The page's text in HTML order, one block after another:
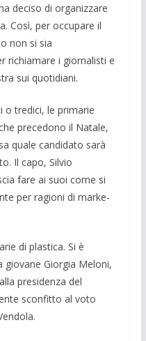
deciso di organizzare
Così, per occupare il
non si sia
richiamare i giornalisti e
sui quotidiani.
o tre­dici, le primarie
precedono il Natale,
quale candidato sarà
Il capo, Silvio
fare ai suoi come si
per ragioni di marke­
di plastica. Si è
giovane Giorgia Meloni,
presidenza del
scon­fitto al voto